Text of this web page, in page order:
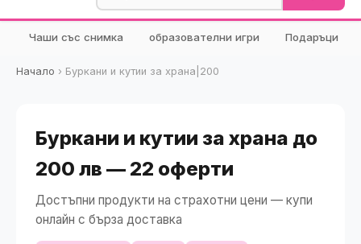
🧮 Калкулатори
🔍 Намери продукт
🎁 Подарък
Чаши със снимка образователни игри Подаръци
Начало › Буркани и кутии за храна|200
Буркани и кутии за храна до
200 лв — 22 оферти
Достъпни продукти на страхотни цени — купи
онлайн с бърза доставка